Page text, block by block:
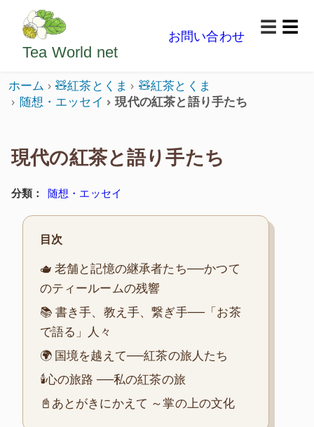
ようこそいらっしゃいました。どうぞごゆっくり楽
Tea World net
お問い合わせ
☰
ホーム 🧸紅茶とくま
🧸紅茶とくま
随想・エッセイ
現代の紅茶と語り手たち
現代の紅茶と語り手たち
分類： 随想・エッセイ
目次
🫖 老舗と記憶の継承者たち──かつて
のティールームの残響
📚 書き手、教え手、繋ぎ手──「お茶
で語る」人々
🌍 国境を越えて──紅茶の旅人たち
🕯️心の旅路 ──私の紅茶の旅
📓あとがきにかえて ～掌の上の文化